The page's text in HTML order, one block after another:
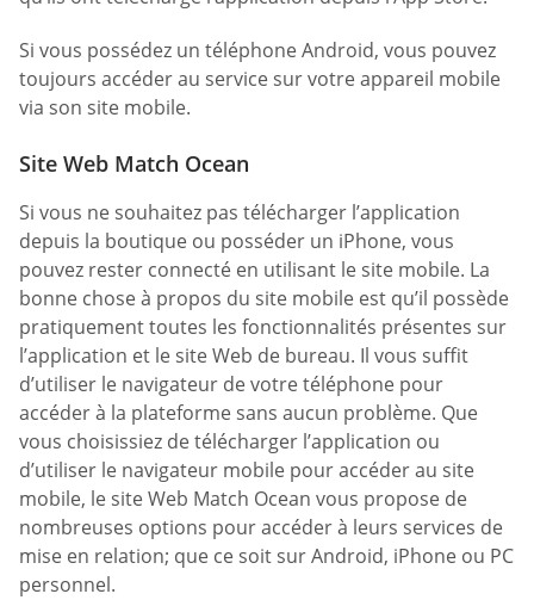
Si vous possédez un téléphone Android, vous pouvez
toujours accéder au service sur votre appareil mobile
via son site mobile.
Site Web Match Ocean
Si vous ne souhaitez pas télécharger l’application
depuis la boutique ou posséder un iPhone, vous
pouvez rester connecté en utilisant le site mobile. La
bonne chose à propos du site mobile est qu’il possède
pratiquement toutes les fonctionnalités présentes sur
l’application et le site Web de bureau. Il vous suffit
d’utiliser le navigateur de votre téléphone pour
accéder à la plateforme sans aucun problème. Que
vous choisissiez de télécharger l’application ou
d’utiliser le navigateur mobile pour accéder au site
mobile, le site Web Match Ocean vous propose de
nombreuses options pour accéder à leurs services de
mise en relation; que ce soit sur Android, iPhone ou PC
personnel.